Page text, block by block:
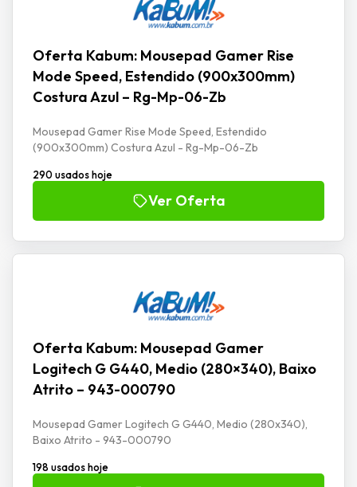
Oferta Kabum: Mousepad Gamer Rise
Mode Speed, Estendido (900x300mm)
Costura Azul – Rg-Mp-06-Zb
Mousepad Gamer Rise Mode Speed, Estendido
(900x300mm) Costura Azul - Rg-Mp-06-Zb
290 usados hoje
Ver Oferta
Oferta Kabum: Mousepad Gamer
Logitech G G440, Medio (280×340), Baixo
Atrito – 943-000790
Mousepad Gamer Logitech G G440, Medio (280x340),
Baixo Atrito - 943-000790
198 usados hoje